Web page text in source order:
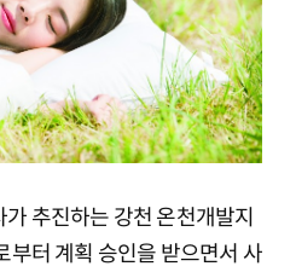
추진하는 강천 온천개발지
부터 계획 승인을 받으면서 사